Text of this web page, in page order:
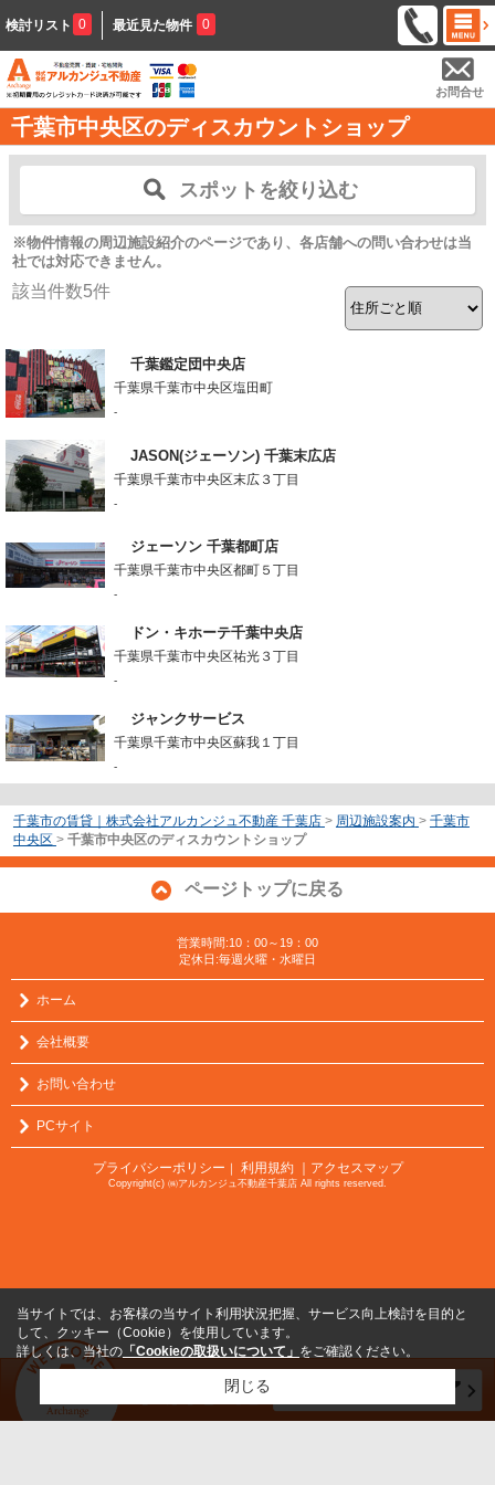
検討リスト 0 最近見た物件 0
お問合せ
千葉市中央区のディスカウントショップ
スポットを絞り込む
※物件情報の周辺施設紹介のページであり、各店舗への問い合わせは当
社では対応できません。
該当件数5件
千葉鑑定団中央店
千葉県千葉市中央区塩田町
-
JASON(ジェーソン) 千葉末広店
千葉県千葉市中央区末広３丁目
-
ジェーソン 千葉都町店
千葉県千葉市中央区都町５丁目
-
ドン・キホーテ千葉中央店
千葉県千葉市中央区祐光３丁目
-
ジャンクサービス
千葉県千葉市中央区蘇我１丁目
-
千葉市の賃貸｜株式会社アルカンジュ不動産 千葉店 > 周辺施設案内 > 千葉市
中央区 > 千葉市中央区のディスカウントショップ
ページトップに戻る
営業時間:10：00～19：00
定休日:毎週火曜・水曜日
ホーム
会社概要
お問い合わせ
PCサイト
プライバシーポリシー ｜ 利用規約 ｜アクセスマップ
Copyright(c) ㈱アルカンジュ不動産千葉店 All rights reserved.
当サイトでは、お客様の当サイト利用状況把握、サービス向上検討を目的と
して、クッキー（Cookie）を使用しています。
詳しくは、当社の 「Cookieの取扱いについて」 をご確認ください。
閉じる